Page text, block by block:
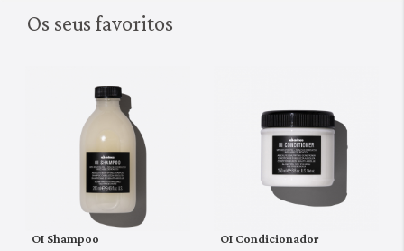
Os seus favoritos
OI Shampoo OI Condicionador